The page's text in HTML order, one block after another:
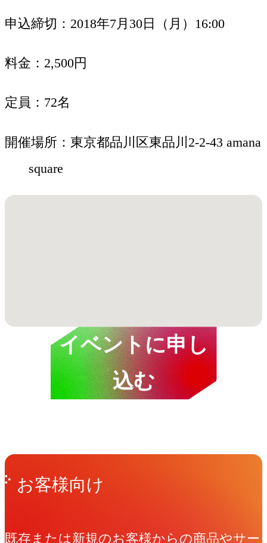
申込締切 2018年7月30日（月）16:00
料金 2,500円
定員 72名
開催場所
東京都品川区東品川2-2-43 amana
square
イベントに申し
込む
Get in Touchお問い合わせ
お客様向け
既存または新規のお客様からの商品やサー